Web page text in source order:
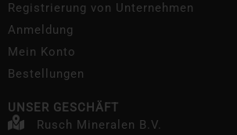
Registrierung von Unternehmen
Anmeldung
Mein Konto
Bestellungen
UNSER GESCHÄFT
Rusch Mineralen B.V.